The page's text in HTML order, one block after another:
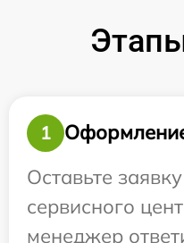
1
Оставьте
сервисного
менеджер